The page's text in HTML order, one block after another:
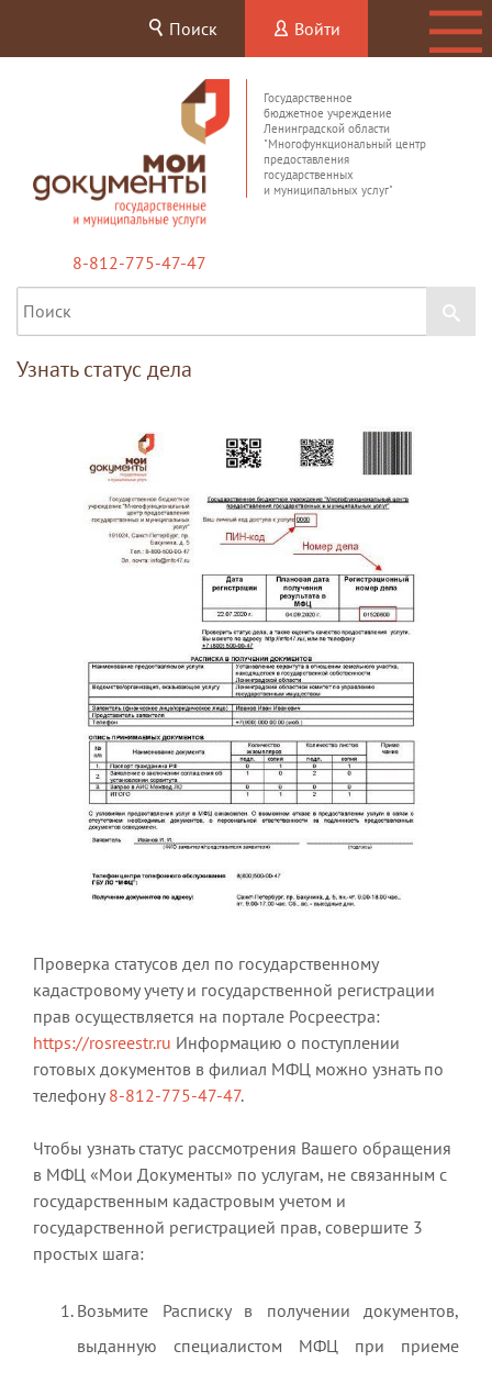
Поиск Войти
Государственное
бюджетное учреждение
Ленинградской области
"Многофункциональный центр
предоставления
государственных
и муниципальных услуг"
8-812-775-47-47
Узнать статус дела
Проверка статусов дел по государственному
кадастровому учету и государственной регистрации
прав осуществляется на портале Росреестра:
https://rosreestr.ru Информацию о поступлении
готовых документов в филиал МФЦ можно узнать по
телефону 8-812-775-47-47.
Чтобы узнать статус рассмотрения Вашего обращения
в МФЦ «Мои Документы» по услугам, не связанным с
государственным кадастровым учетом и
государственной регистрацией прав, совершите 3
простых шага:
Возьмите Расписку в получении документов,
выданную специалистом МФЦ при приеме